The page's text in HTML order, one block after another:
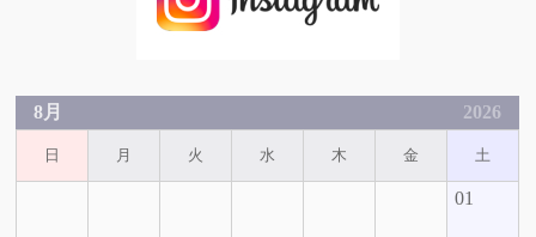
8月 2026
日 月 火 水 木 金 土
01